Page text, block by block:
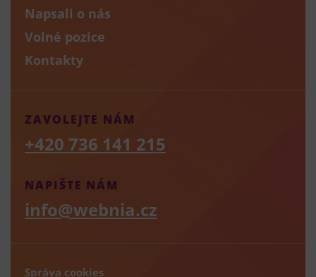
Napsali o nás
Volné pozice
Kontakty
NAPIŠTE NÁM
info@webnia.cz
ZAVOLEJTE NÁM
+420 736 141 215
Správa cookies